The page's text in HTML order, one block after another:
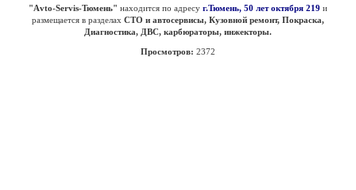
"Аvto-Servis-Тюмень" находится по адресу г.Тюмень, 50 лет октября 219 и
размещается в разделах СТО и автосервисы, Кузовной ремонт, Покраска,
Диагностика, ДВС, карбюраторы, инжекторы.
Просмотров: 2372